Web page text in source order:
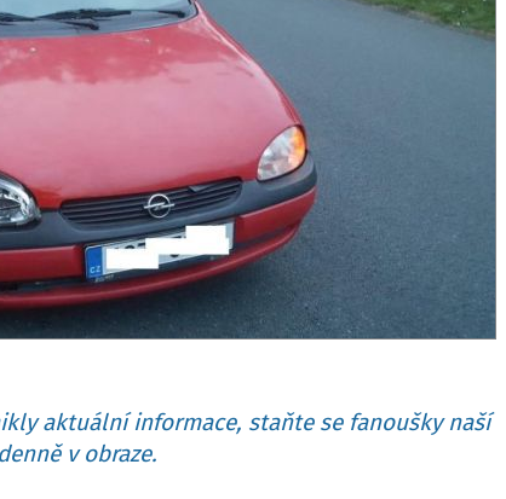
aktuální informace, staňte se fanoušky naší
v obraze.